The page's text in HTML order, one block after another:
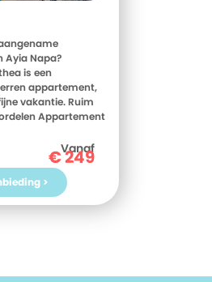
Napa?
is een
appartement,
vakantie. Ruim
Appartement
nu de foto's en
Appartement
informatie! Ben jij
vakantie in
vakantie naar
Vanaf
€249
>